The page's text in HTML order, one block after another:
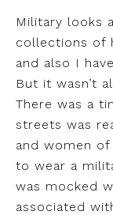
Military looks
collections of
and also I
But it wasn’t
There was a
streets was
and women
to wear a
was mocked
associated